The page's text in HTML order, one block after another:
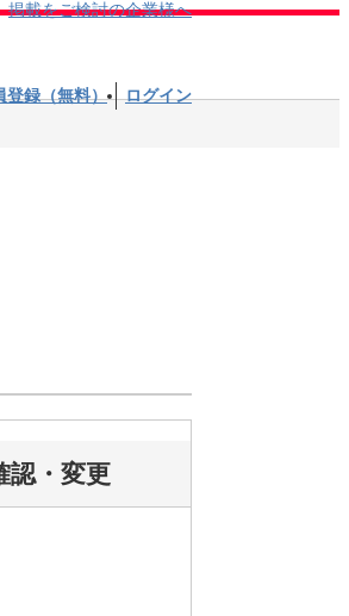
掲載をご検討の企業様へ
登録（無料） ログイン
認・変更